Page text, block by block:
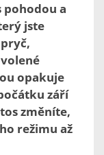
pohodou a
jste
opakuje
září
změníte,
režimu až